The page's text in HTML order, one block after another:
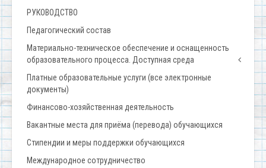
РУКОВОДСТВО
Педагогический состав
Материально-техническое обеспечение и оснащенность
образовательного процесса. Доступная среда
Платные образовательные услуги (все электронные
документы)
Финансово-хозяйственная деятельность
Вакантные места для приёма (перевода) обучающихся
Стипендии и меры поддержки обучающихся
Международное сотрудничество